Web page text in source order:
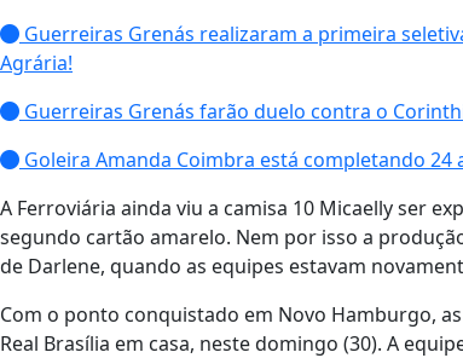
Guerreiras Grenás realizaram a primeira
Agrária!
Guerreiras Grenás farão duelo contra o
Goleira Amanda Coimbra está completando 24
A Ferroviária ainda viu a camisa 10 Micaelly ser
segundo cartão amarelo. Nem por isso a
de Darlene, quando as equipes estavam
Com o ponto conquistado em Novo Hamburgo,
Real Brasília em casa, neste domingo (30). A